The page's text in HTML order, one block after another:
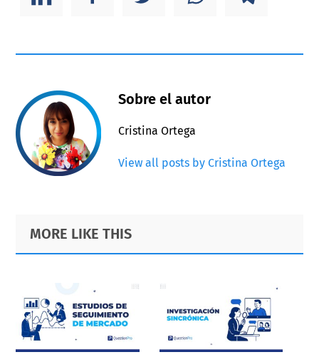
Sobre el autor
Cristina Ortega
View all posts by Cristina Ortega
Primary
Sidebar
Footer
MORE LIKE THIS